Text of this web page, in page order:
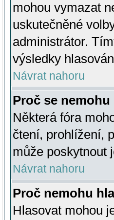
mohou vymazat
uskutečněné
administrátor.
výsledky
Návrat nahoru
Proč se
Některá fóra
čtení, prohlížení,
může poskytnout
Návrat nahoru
Proč nemohu
Hlasovat mohou